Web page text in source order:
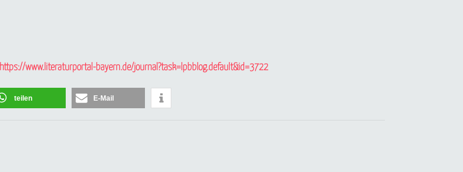
https://www.literaturportal-bayern.de/journal?task=lpbblog.default&id=3722
teilen E-Mail